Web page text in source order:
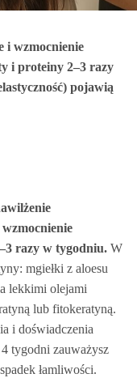
i wzmocnienie
i proteiny 2–3 razy
pojawią
razy w tygodniu. W
mgiełki z aloesu
lekkimi olejami
lub fitokeratyną.
i doświadczenia
tygodni zauważysz
łamliwości.